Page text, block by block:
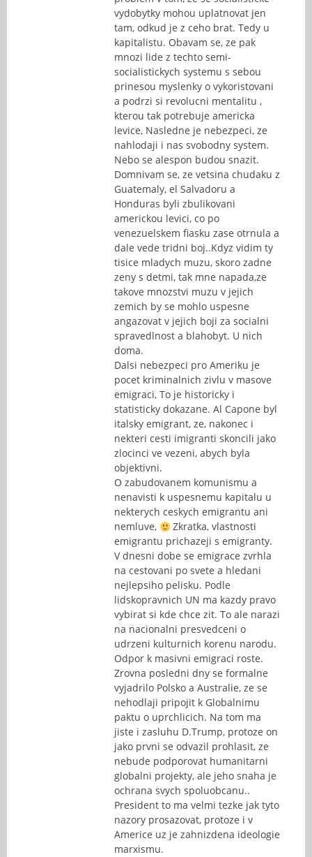
vydobytky mohou uplatnovat jen
tam, odkud je z ceho brat. Tedy u
kapitalistu. Obavam se, ze pak
mnozi lide z techto semi-
socialistickych systemu s sebou
prinesou myslenky o vykoristovani
a podrzi si revolucni mentalitu ,
kterou tak potrebuje americka
levice, Nasledne je nebezpeci, ze
nahlodaji i nas svobodny system.
Nebo se alespon budou snazit.
Domnivam se, ze vetsina chudaku z
Guatemaly, el Salvadoru a
Honduras byli zbulikovani
americkou levici, co po
venezuelskem fiasku zase otrnula a
dale vede tridni boj..Kdyz vidim ty
tisice mladych muzu, skoro zadne
zeny s detmi, tak mne napada,ze
takove mnozstvi muzu v jejich
zemich by se mohlo uspesne
angazovat v jejich boji za socialni
spravedlnost a blahobyt. U nich
doma.
Dalsi nebezpeci pro Ameriku je
pocet kriminalnich zivlu v masove
emigraci, To je historicky i
statisticky dokazane. Al Capone byl
italsky emigrant, ze, nakonec i
nekteri cesti imigranti skoncili jako
zlocinci ve vezeni, abych byla
objektivni.
O zabudovanem komunismu a
nenavisti k uspesnemu kapitalu u
nekterych ceskych emigrantu ani
nemluve,
Zkratka, vlastnosti
emigrantu prichazeji s emigranty.
V dnesni dobe se emigrace zvrhla
na cestovani po svete a hledani
nejlepsiho pelisku. Podle
lidskopravnich UN ma kazdy pravo
vybirat si kde chce zit. To ale narazi
na nacionalni presvedceni o
udrzeni kulturnich korenu narodu.
Odpor k masivni emigraci roste.
Zrovna posledni dny se formalne
vyjadrilo Polsko a Australie, ze se
nehodlaji pripojit k Globalnimu
paktu o uprchlicich. Na tom ma
jiste i zasluhu D.Trump, protoze on
jako prvni se odvazil prohlasit, ze
nebude podporovat humanitarni
globalni projekty, ale jeho snaha je
ochrana svych spoluobcanu..
President to ma velmi tezke jak tyto
nazory prosazovat, protoze i v
Americe uz je zahnizdena ideologie
marxismu.